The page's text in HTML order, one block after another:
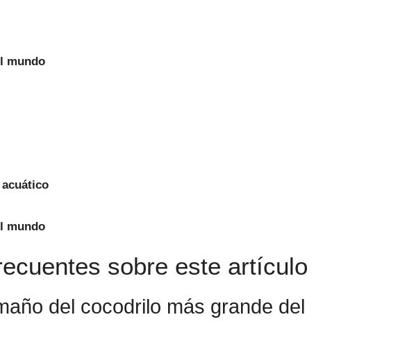
mundo
mundo
sobre este artículo
del cocodrilo más grande del